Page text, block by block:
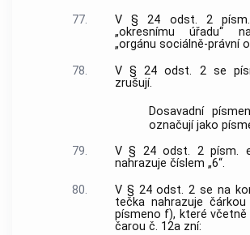
77.
V § 24 odst. 2
„okresnímu úřadu“
„orgánu sociálně-právní
78.
V § 24 odst. 2 se
zrušují.
Dosavadní
označují jako
79.
V § 24 odst. 2 písm.
nahrazuje číslem „6“.
80.
V § 24 odst. 2 se na
tečka nahrazuje
písmeno f), které včetně
čarou č. 12a zní: